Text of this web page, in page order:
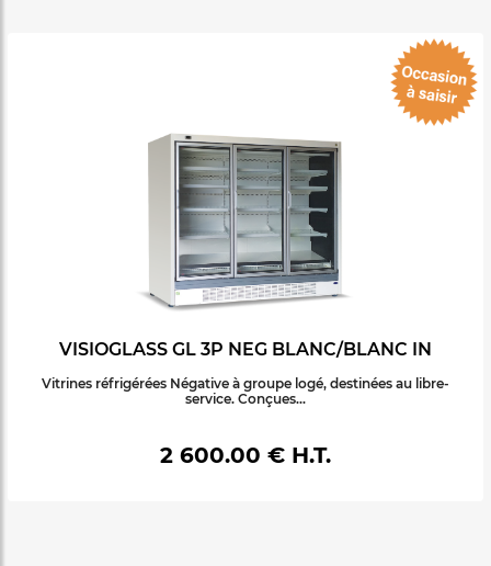
VISIOGLASS GL 3P NEG BLANC/BLANC IN
Vitrines réfrigérées Négative à groupe logé, destinées au libre-
service. Conçues...
2 600.00 € H.T.